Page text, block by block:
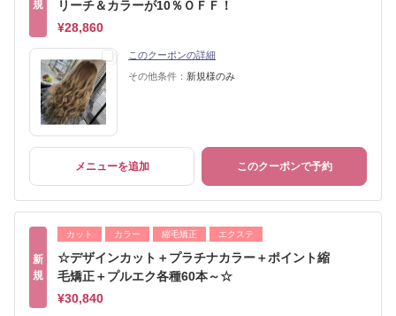
規
リーチ＆カラーが10％ＯＦＦ！
¥28,860
このクーポンの詳細
その他条件： 新規様のみ
メニューを追加 このクーポンで予約
新
規
カット カラー 縮毛矯正 エクステ
☆デザインカット＋プラチナカラー＋ポイント縮
毛矯正＋プルエク各種60本～☆
¥30,840